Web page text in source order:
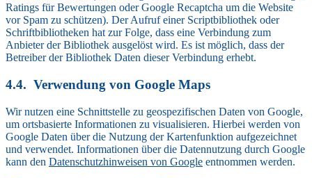
Ratings für Bewertungen oder Google Recaptcha um die Website
vor Spam zu schützen). Der Aufruf einer Scriptbibliothek oder
Schriftbibliotheken hat zur Folge, dass eine Verbindung zum
Anbieter der Bibliothek ausgelöst wird. Es ist möglich, dass der
Betreiber der Bibliothek Daten dieser Verbindung erhebt.
Verwendung von Google Maps
Wir nutzen eine Schnittstelle zu geospezifischen Daten von Google,
um ortsbasierte Informationen zu visualisieren. Hierbei werden von
Google Daten über die Nutzung der Kartenfunktion aufgezeichnet
und verwendet. Informationen über die Datennutzung durch Google
kann den Datenschutzhinweisen von Google entnommen werden.